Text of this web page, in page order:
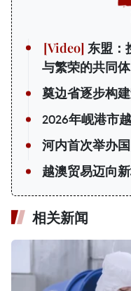
东盟：
与繁荣的共同体
奠边省逐步构
2026年岘港市
河内首次举办
越澳贸易迈向
相关新闻